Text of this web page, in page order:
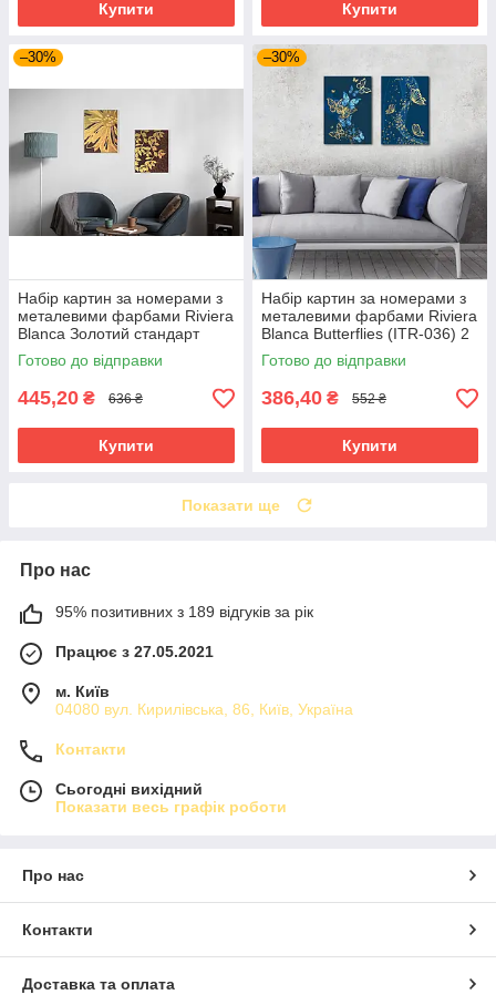
Купити Купити
–30%
Набір картин за номерами з
металевими фарбами Riviera
Blanca Золотий стандарт
(ITR-043) 2 шт в наборі
Готово до відправки
445,20 ₴ 636 ₴
Купити
–30%
Набір картин за номерами з
металевими фарбами Riviera
Blanca Butterflies (ITR-036) 2
шт в наборі
Готово до відправки
386,40 ₴ 552 ₴
Купити
Показати ще
Про нас
95% позитивних з 189 відгуків за рік
Працює з 27.05.2021
м. Київ
04080 вул. Кирилівська, 86, Київ, Україна
Контакти
Сьогодні вихідний
Показати весь графік роботи
Про нас
Контакти
Доставка та оплата